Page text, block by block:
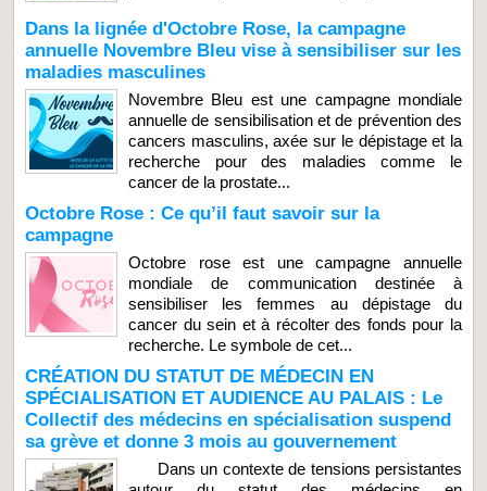
Dans la lignée d'Octobre Rose, la campagne
annuelle Novembre Bleu vise à sensibiliser sur les
maladies masculines
Novembre Bleu est une campagne mondiale
annuelle de sensibilisation et de prévention des
cancers masculins, axée sur le dépistage et la
recherche pour des maladies comme le
cancer de la prostate...
Octobre Rose : Ce qu’il faut savoir sur la
campagne
Octobre rose est une campagne annuelle
mondiale de communication destinée à
sensibiliser les femmes au dépistage du
cancer du sein et à récolter des fonds pour la
recherche. Le symbole de cet...
CRÉATION DU STATUT DE MÉDECIN EN
SPÉCIALISATION ET AUDIENCE AU PALAIS : Le
Collectif des médecins en spécialisation suspend
sa grève et donne 3 mois au gouvernement
Dans un contexte de tensions persistantes